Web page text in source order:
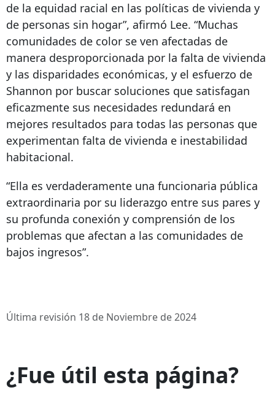
de la equidad racial en las políticas de vivienda y
de personas sin hogar”, afirmó Lee. “Muchas
comunidades de color se ven afectadas de
manera desproporcionada por la falta de vivienda
y las disparidades económicas, y el esfuerzo de
Shannon por buscar soluciones que satisfagan
eficazmente sus necesidades redundará en
mejores resultados para todas las personas que
experimentan falta de vivienda e inestabilidad
habitacional.
“Ella es verdaderamente una funcionaria pública
extraordinaria por su liderazgo entre sus pares y
su profunda conexión y comprensión de los
problemas que afectan a las comunidades de
bajos ingresos”.
Última revisión 18 de Noviembre de 2024
¿Fue útil esta página?